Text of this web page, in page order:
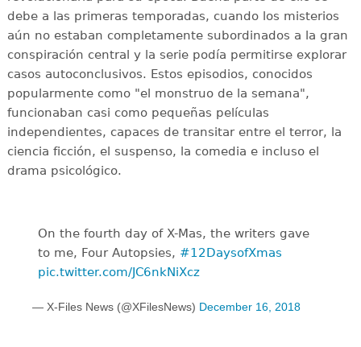
debe a las primeras temporadas, cuando los misterios
aún no estaban completamente subordinados a la gran
conspiración central y la serie podía permitirse explorar
casos autoconclusivos. Estos episodios, conocidos
popularmente como "el monstruo de la semana",
funcionaban casi como pequeñas películas
independientes, capaces de transitar entre el terror, la
ciencia ficción, el suspenso, la comedia e incluso el
drama psicológico.
On the fourth day of X-Mas, the writers gave
to me, Four Autopsies, #12DaysofXmas
pic.twitter.com/JC6nkNiXcz
— X-Files News (@XFilesNews) December 16, 2018